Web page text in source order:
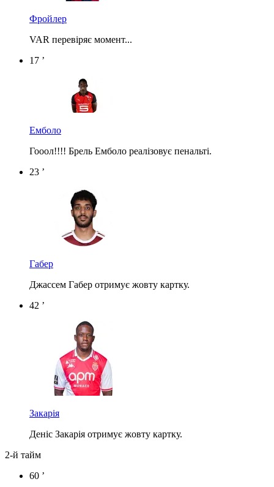
Фройлер
VAR перевіряє момент...
17 ’
Емболо
Гооол!!!! Брель Емболо реалізовує пенальті.
23 ’
Габер
Джассем Габер отримує жовту картку.
42 ’
Закарія
Деніс Закарія отримує жовту картку.
2-й тайм
60 ’